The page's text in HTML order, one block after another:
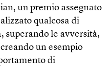
un premio assegnato
qualcosa di
superando le avversità,
un esempio
di